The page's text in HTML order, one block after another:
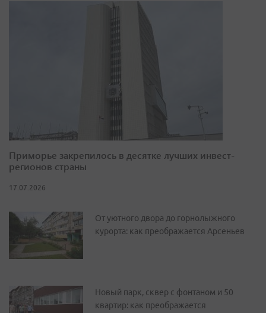
Приморье закрепилось в десятке лучших инвест-
регионов страны
17.07.2026
От уютного двора до горнолыжного
курорта: как преображается Арсеньев
Новый парк, сквер с фонтаном и 50
квартир: как преображается